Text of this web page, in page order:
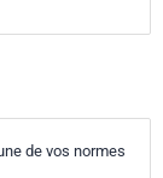
de vos normes